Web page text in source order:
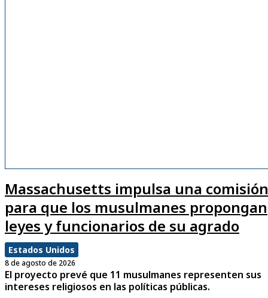
Massachusetts impulsa una comisión
para que los musulmanes propongan
leyes y funcionarios de su agrado
Estados Unidos
8 de agosto de 2026
El proyecto prevé que 11 musulmanes representen sus
intereses religiosos en las políticas públicas.